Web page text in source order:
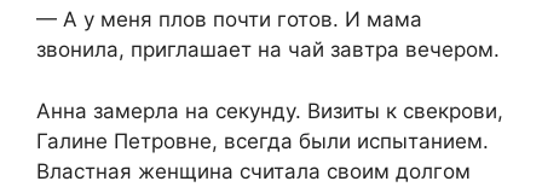
— А у меня плов почти готов. И мама
звонила, приглашает на чай завтра вечером.
Анна замерла на секунду. Визиты к свекрови,
Галине Петровне, всегда были испытанием.
Властная женщина считала своим долгом